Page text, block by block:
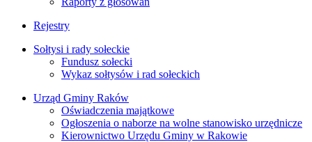
Rejestry
Sołtysi i rady sołeckie
Fundusz sołecki
Wykaz sołtysów i rad sołeckich
Urząd Gminy Raków
Oświadczenia majątkowe
Ogłoszenia o naborze na wolne stanowisko urzędnicze
Kierownictwo Urzędu Gminy w Rakowie